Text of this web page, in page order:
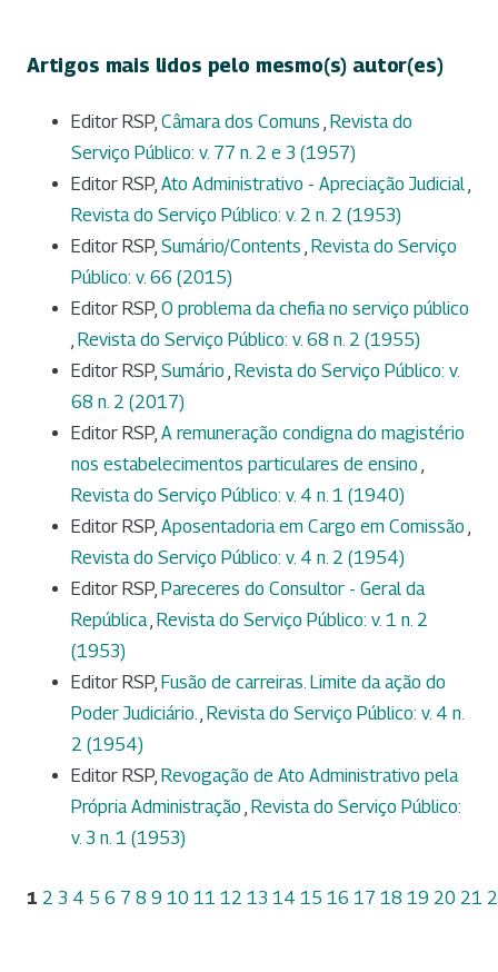
Artigos mais lidos pelo mesmo(s) autor(es)
Editor RSP, Câmara dos Comuns , Revista do
Serviço Público: v. 77 n. 2 e 3 (1957)
Editor RSP, Ato Administrativo - Apreciação Judicial,
Revista do Serviço Público: v. 2 n. 2 (1953)
Editor RSP, Sumário/Contents , Revista do Serviço
Público: v. 66 (2015)
Editor RSP, O problema da chefia no serviço público
, Revista do Serviço Público: v. 68 n. 2 (1955)
Editor RSP, Sumário , Revista do Serviço Público: v.
68 n. 2 (2017)
Editor RSP, A remuneração condigna do magistério
nos estabelecimentos particulares de ensino ,
Revista do Serviço Público: v. 4 n. 1 (1940)
Editor RSP, Aposentadoria em Cargo em Comissão ,
Revista do Serviço Público: v. 4 n. 2 (1954)
Editor RSP, Pareceres do Consultor - Geral da
República, Revista do Serviço Público: v. 1 n. 2
(1953)
Editor RSP, Fusão de carreiras. Limite da ação do
Poder Judiciário., Revista do Serviço Público: v. 4 n.
2 (1954)
Editor RSP, Revogação de Ato Administrativo pela
Própria Administração , Revista do Serviço Público:
v. 3 n. 1 (1953)
1 2 3 4 5 6 7 8 9 10 11 12 13 14 15 16 17 18 19 20 21